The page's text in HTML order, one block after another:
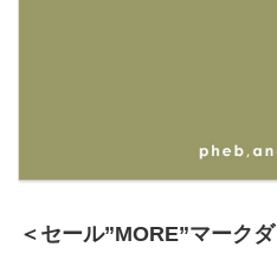
＜セール”MORE”マーク